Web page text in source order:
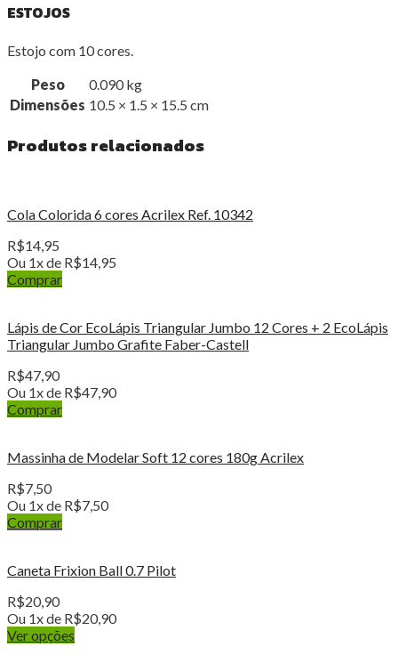
ESTOJOS
Estojo com 10 cores.
Peso
0.090 kg
Dimensões 10.5 × 1.5 × 15.5 cm
Produtos relacionados
Cola Colorida 6 cores Acrilex Ref. 10342
R$14,95
Ou 1x de R$14,95
Comprar
Lápis de Cor EcoLápis Triangular Jumbo 12 Cores + 2 EcoLápis
Triangular Jumbo Grafite Faber-Castell
R$47,90
Ou 1x de R$47,90
Comprar
Massinha de Modelar Soft 12 cores 180g Acrilex
R$7,50
Ou 1x de R$7,50
Comprar
Caneta Frixion Ball 0.7 Pilot
R$20,90
Ou 1x de R$20,90
Ver opções